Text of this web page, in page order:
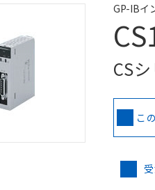
GP-IBイ
CS
こ